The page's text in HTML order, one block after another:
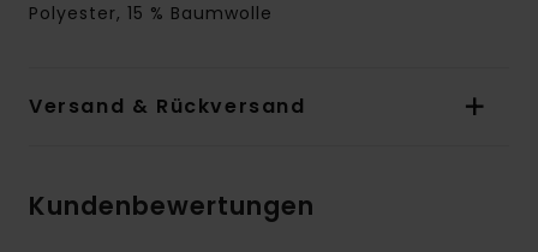
Polyester, 15 % Baumwolle
Versand & Rückversand
Kundenbewertungen